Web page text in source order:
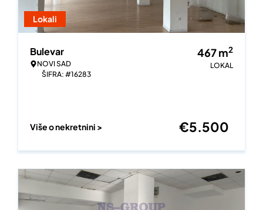
Lokali
Bulevar
NOVI SAD
ŠIFRA: #16283
467m2
LOKAL
Više o nekretnini > €5.500